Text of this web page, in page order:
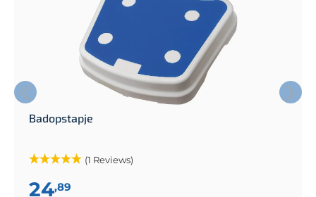
Badopstapje
(1 Reviews)
24,89